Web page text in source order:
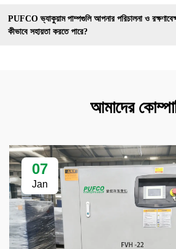
PUFCO ভ্যাকুয়াম পাম্পগুলি আপনার পরিচালনা ও
কীভাবে সহায়তা করতে পারে?
আমাদের
07
Jan